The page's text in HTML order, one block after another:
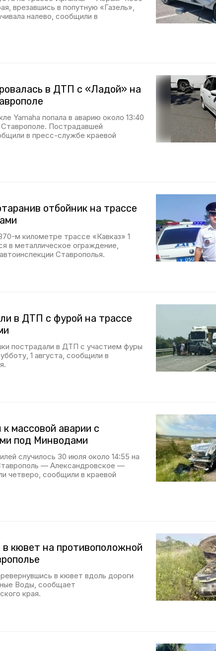
врезавшись в попутную «Газель»,
налево, сообщили в
в ДТП с «Ладой» на
Yamaha попала в аварию около 13:40
Пострадавшей
в пресс-службе краевой
отбойник на трассе
м километре трассе «Кавказ» 1
в металлическое ограждение,
Ставрополья.
в ДТП с фурой на трассе
пострадали в ДТП с участием фуры
1 августа, сообщили в
массовой аварии с
под Минводами
случилось 30 июля около 14:55 на
— Александровское —
четверо, сообщили в краевой
в кювет на противоположной
в кювет вдоль дороги
Воды, сообщает
края.